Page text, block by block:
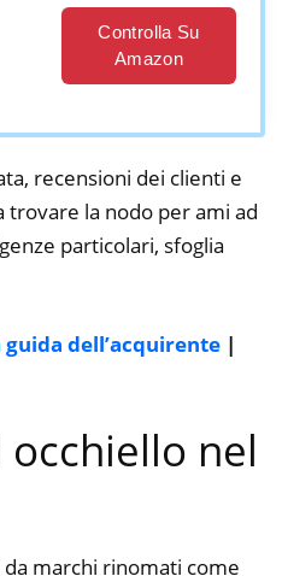
Controlla Su
Amazon
recensioni dei clienti e
la nodo per ami ad
particolari, sfoglia
guida dell’acquirente |
nel
marchi rinomati come